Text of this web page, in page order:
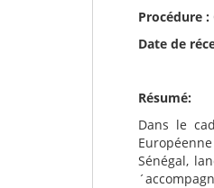
Procédure :
Date de
Résumé:
Dans le
Sénégal,